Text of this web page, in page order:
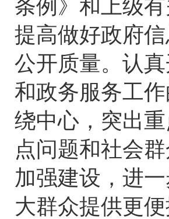
条例》和上级
提高做好政府
公开质量。认
和政务服务工
绕中心，突出
点问题和社会
加强建设，进
大群众提供更